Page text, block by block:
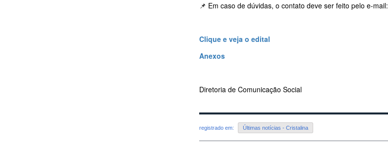
📌 Em caso de dúvidas, o contato deve ser feito pelo e-mail:
Clique e veja o edital
Anexos
Diretoria de Comunicação Social
registrado em: Últimas notícias - Cristalina